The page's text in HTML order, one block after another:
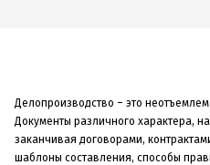
Делопроизводство – это
Документы различного характера,
заканчивая договорами,
шаблоны составления, способы